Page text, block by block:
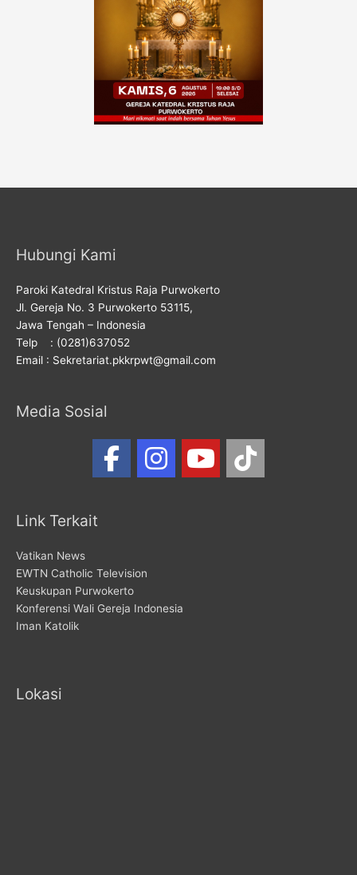
Hubungi Kami
Paroki Katedral Kristus Raja Purwokerto
Jl. Gereja No. 3 Purwokerto 53115,
Jawa Tengah – Indonesia
Telp : (0281)637052
Email : Sekretariat.pkkrpwt@gmail.com
Media Sosial
Link Terkait
Vatikan News
EWTN Catholic Television
Keuskupan Purwokerto
Konferensi Wali Gereja Indonesia
Iman Katolik
Lokasi